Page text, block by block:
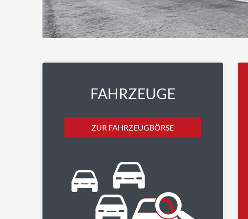
FAHRZEUGE
ZUR FAHRZEUGBÖRSE